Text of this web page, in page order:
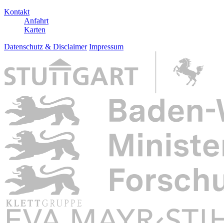
Kontakt
Anfahrt
Karten
Datenschutz & Disclaimer Impressum